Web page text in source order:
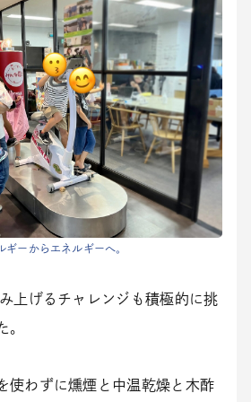
ギーからエネルギーへ。
上げるチャレンジも積極的に挑
。
使わずに燻煙と中温乾燥と木酢